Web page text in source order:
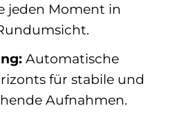
jeden Moment in
Automatische
für stabile und
Aufnahmen.